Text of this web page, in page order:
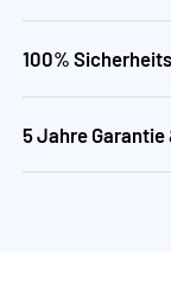
100%
5 Jahre Garantie